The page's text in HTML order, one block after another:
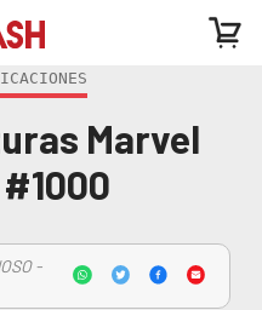
Marvel
-